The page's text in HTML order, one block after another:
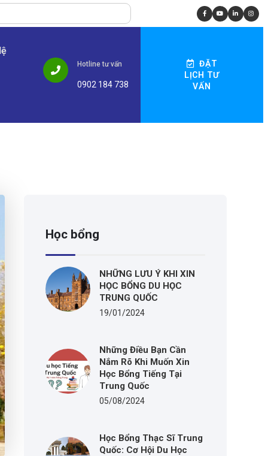
Hotline tư vấn
0902 184 738
ĐẶT
LỊCH TƯ
VẤN
Học bổng
NHỮNG LƯU Ý KHI XIN
HỌC BỔNG DU HỌC
TRUNG QUỐC
19/01/2024
Những Điều Bạn Cần
Nắm Rõ Khi Muốn Xin
Học Bổng Tiếng Tại
Trung Quốc
05/08/2024
Học Bổng Thạc Sĩ Trung
Quốc: Cơ Hội Du Học